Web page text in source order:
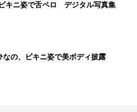
キニ姿で舌ペロ デジタル写真集
の、ビキニ姿で美ボディ披露